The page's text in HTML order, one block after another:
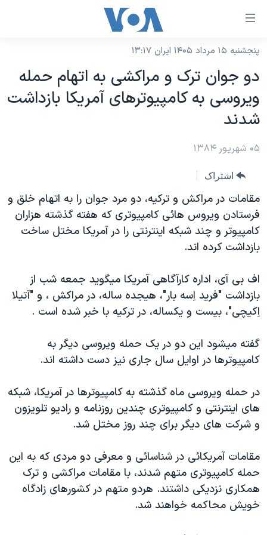
لینکهای
دسترسی
جهش
محتوای
اصلی
به
صفحه
جهش
به
جستجو
نسخه سبک وب‌سایت
موضوع ها
آمریکا
جهان
ورزشی
گزیده‌ها
ویژه برنامه‌ها
فرهنگ و زندگی
حقوق شهروندی
علم و فناوری
اسرائیل در جنگ
گالری عکس
آرشیو پخش زنده
برنامه های تلویزیونی
جدول برنامه ها
صفحه‌های ویژه
جام جهانی ۲۰۲۶
عملیات خشم حماسی
۲۵۰سالگی آمریکا
مستندها
انتخابات ریاست جمهوری آمریکا ۲۰۲۴
رمز مهسا
ورزش زنان در ایران
اعتراضات زن، زندگی، آزادی
مجموعه مستندهای دادخواهی
تریبونال مردمی آبان ۹۸
دادگاه حمید نوری
چهل سال گروگان‌گیری
قانون شفافیت دارائی کادر رهبری ایران
فرکانس‌های صدای آمریکا
پخش رادیویی
یادگیری زبان انگلیسی
دنبال کنید
زبانهای مختلف
پنجشنبه ۱۵ مرداد ۱۴۰۵ ایران ۱۳:۱۷
دو جوان ترک و مراکشی به اتهام حمله
ويروسی به کامپيوترهای آمريکا بازداشت
شدند
۰۵ شهریور ۱۳۸۴
اشتراک
مقامات در مراکش و ترکيه، دو مرد جوان را به اتهام خلق و
فرستادن ويروس هائی کامپيوتری که هفته گذشته هزاران
کامپيوتر و چند شبکه اينترنتی را در آمريکا مختل ساخت
بازداشت کرده اند.
اف بی آی، اداره کارآگاهی آمريکا ميگويد جمعه شب از
بازداشت "فريد اِسه بار"، هيجده ساله، در مراکش ، و "آتيلا
اِکيچی"، بيست و يکساله، در ترکيه با خبر شده است .
گفته ميشود اين دو در يک حمله ويروسی ديگر به
کامپيوترها در اوايل سال جاری نيز دست داشته اند.
در حمله ويروسی ماه گذشته به کامپيوترها در آمريکا، شبکه
های اينترنتی و کامپيوتری چندين روزنامه و راديو تلويزون
و شرکت های ديگر برای چند روز مختل شد.
مقامات آمريکائی در شناسائی و معرفی دو مردی که به اين
حمله کامپيوتری متهم شدند، با مقامات مراکشی و ترک
همکاری نزديکی داشتند. هردو متهم در کشورهای زادگاه
خويش محاکمه خواهند شد.